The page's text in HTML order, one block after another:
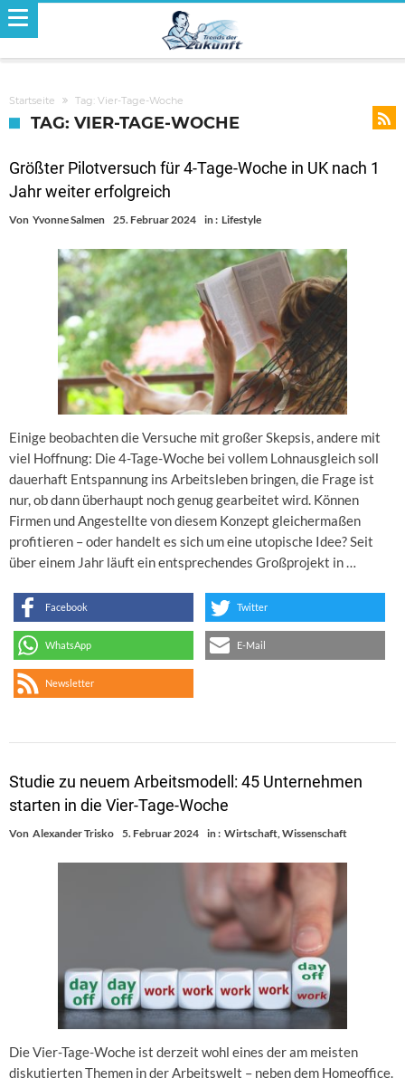
Startseite Tag: Vier-Tage-Woche
TAG: VIER-TAGE-WOCHE
Größter Pilotversuch für 4-Tage-Woche in UK nach 1
Jahr weiter erfolgreich
Von Yvonne Salmen 25. Februar 2024 in : Lifestyle
Einige beobachten die Versuche mit großer Skepsis, andere mit
viel Hoffnung: Die 4-Tage-Woche bei vollem Lohnausgleich soll
dauerhaft Entspannung ins Arbeitsleben bringen, die Frage ist
nur, ob dann überhaupt noch genug gearbeitet wird. Können
Firmen und Angestellte von diesem Konzept gleichermaßen
profitieren – oder handelt es sich um eine utopische Idee? Seit
über einem Jahr läuft ein entsprechendes Großprojekt in …
Facebook Twitter
WhatsApp E-Mail
Newsletter
Studie zu neuem Arbeitsmodell: 45 Unternehmen
starten in die Vier-Tage-Woche
Von Alexander Trisko 5. Februar 2024 in : Wirtschaft,Wissenschaft
Die Vier-Tage-Woche ist derzeit wohl eines der am meisten
diskutierten Themen in der Arbeitswelt – neben dem Homeoffice.